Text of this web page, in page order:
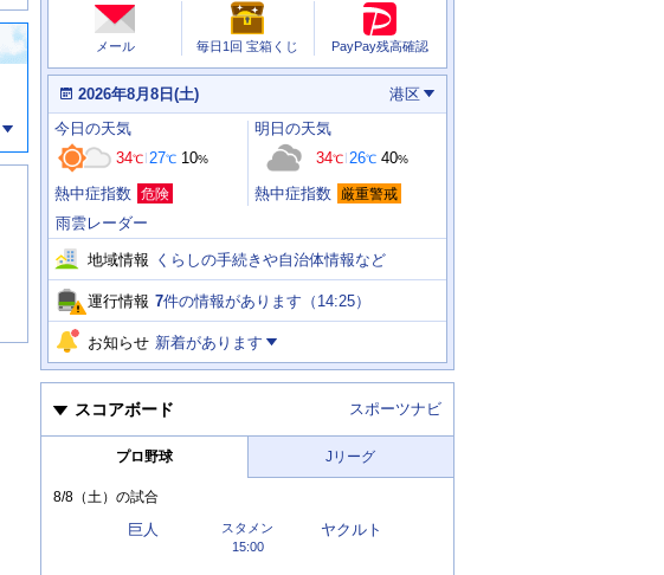
情
報
ス
メール 毎日1回 宝箱くじ PayPay残高確認
本
日
の
天
気
、
運
情
報
2026年8月8日(土) 港区
今
日
明
日
の
天
気
今日 の天気
34℃ 27℃ 10%
熱中症指数 危険
明日 の天気
34℃ 26℃ 40%
熱中症指数 厳重警戒
雨雲レーダー
地域情報 くらしの手続きや自治体情報など
運行情報 7件の情報があります（ 14:25）
お知らせ 新着があります
スコアボード スポーツナビ
プロ野球 Jリーグ
8/8（土） の試合
巨人 ヤクルト
15:00
スタメン